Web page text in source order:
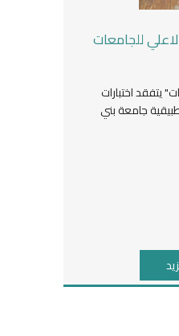
للجامعات
يتفقد اختبارات
جامعة بني